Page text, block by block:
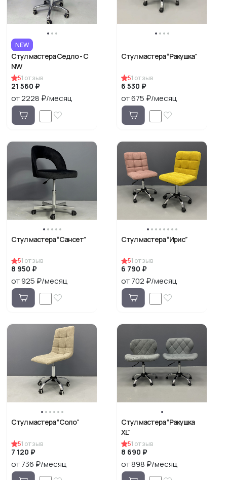
NEW
Стул мастера Седло - С
NW
51 отзыв
21 560 ₽
от 2228 ₽/месяц
Стул мастера “Ракушка”
51 отзыв
6 530 ₽
от 675 ₽/месяц
Стул мастера “Сансет”
51 отзыв
8 950 ₽
от 925 ₽/месяц
Стул мастера “Ирис”
51 отзыв
6 790 ₽
от 702 ₽/месяц
Стул мастера “Соло”
51 отзыв
7 120 ₽
от 736 ₽/месяц
Стул мастера “Ракушка
XL”
51 отзыв
8 690 ₽
от 898 ₽/месяц